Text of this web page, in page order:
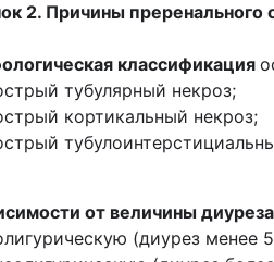
2. Причины преренального
классификация
тубулярный некроз;
кортикальный некроз;
от величины
(диурез менее